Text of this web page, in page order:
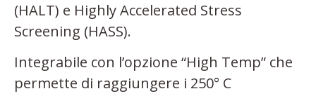
(HALT) e Highly Accelerated Stress
Screening (HASS).
Integrabile con l’opzione “High Temp” che
permette di raggiungere i 250° C